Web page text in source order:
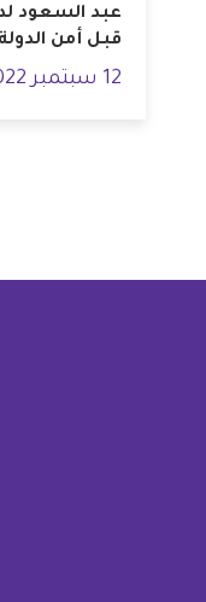
عبد السعود
قبل أمن الدولة
12 سبتمبر 2022